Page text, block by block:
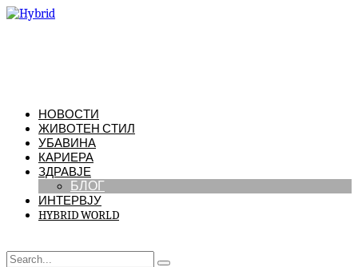
НОВОСТИ
ЖИВОТЕН СТИЛ
УБАВИНА
КАРИЕРА
ЗДРАВЈЕ
БЛОГ
ИНТЕРВЈУ
HYBRID WORLD